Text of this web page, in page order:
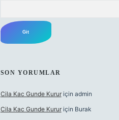
SON YORUMLAR
Cila Kac Gunde Kururiçin admin
Cila Kac Gunde Kururiçin Burak